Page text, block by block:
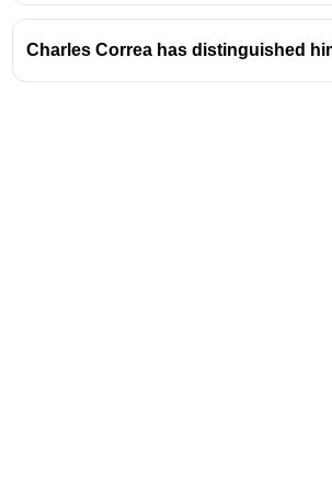
Charles Correa has distinguished